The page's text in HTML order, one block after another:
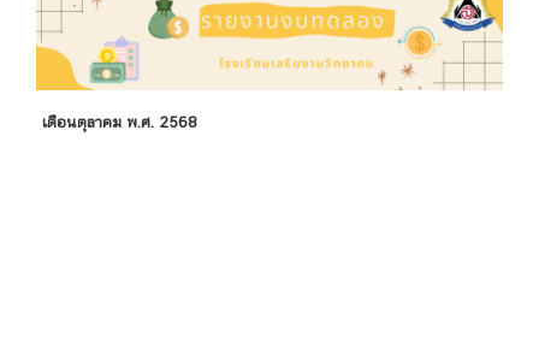
เดือนตุลาคม พ.ศ. 2568